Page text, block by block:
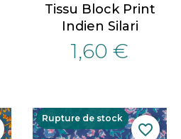
Tissu Block Print
Indien Silari
1,60 €
Rupture de stock
favorite_border